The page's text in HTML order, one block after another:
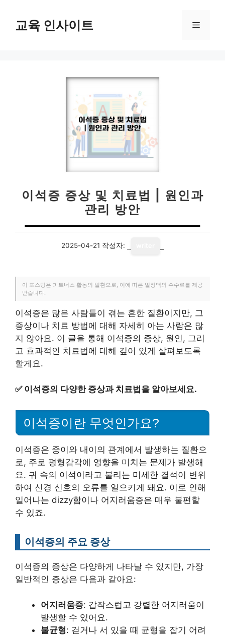
교육 인사이트 메
이석증 증상 및 치료법 | 원인과
관리 방안
2025-04-21 작성자:
이 포스팅은 파트너스 활동의 일환으로, 이에 따른 일정액의 수수료를 제공
받습니다.
이석증은 많은 사람들이 겪는 흔한 질환이지만, 그
증상이나 치료 방법에 대해 자세히 아는 사람은 많
지 않아요. 이 글을 통해 이석증의 증상, 원인, 그리
고 효과적인 치료법에 대해 깊이 있게 살펴보도록
할게요.
✅ 이석증의 다양한 증상과 치료법을 알아보세요.
이석증이란 무엇인가요?
이석증은 중이와 내이의 관계에서 발생하는 질환으
로, 주로 평형감각에 영향을 미치는 문제가 발생해
요. 귀 속의 이석이라고 불리는 미세한 결석이 변위
하여 신경 신호의 오류를 일으키게 돼요. 이로 인해
일어나는 dizzy함이나 어지러움증은 매우 불편할
수 있죠.
이석증의 주요 증상
이석증의 증상은 다양하게 나타날 수 있지만, 가장
일반적인 증상은 다음과 같아요:
어지러움증: 갑작스럽고 강렬한 어지러움이
발생할 수 있어요.
불균형: 걷거나 서 있을 때 균형을 잡기 어려